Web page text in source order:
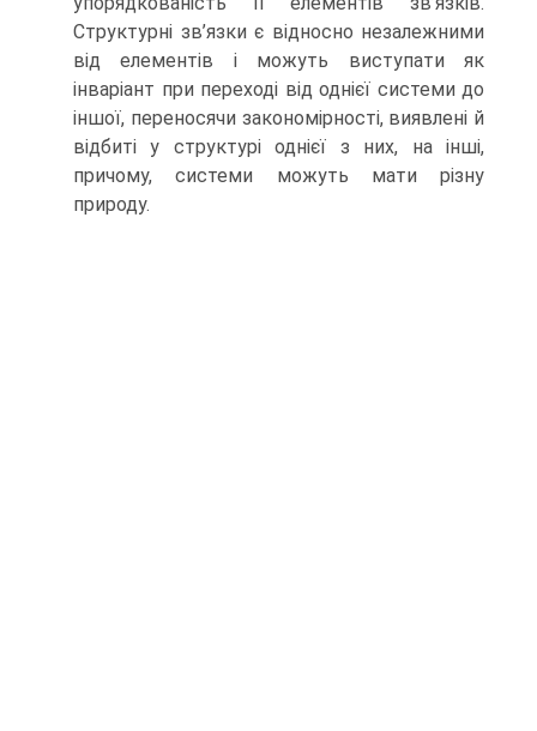
Структурні зв’язки є відносно незалежними
від елементів і можуть виступати як
інваріант при переході від однієї системи до
іншої, переносячи закономірності, виявлені й
відбиті у структурі однієї з них, на інші,
причому, системи можуть мати різну
природу.